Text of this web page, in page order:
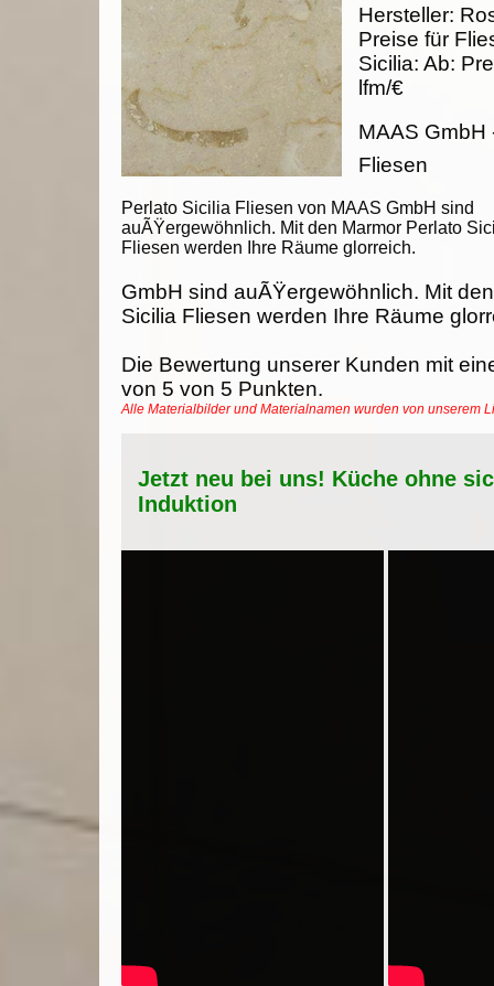
Perlato Sicilia Fliesen von MAAS GmbH sind
auÃŸergewöhnlich. Mit den Marmor Perlato
Fliesen werden Ihre Räume glorreich.
Hersteller:
Preise für
Sicilia: Ab:
lfm/€
MAAS GmbH
Fliesen
GmbH sind auÃŸergewöhnlich. Mit
Sicilia Fliesen werden Ihre Räume
Die Bewertung unserer Kunden mit
von 5 von 5 Punkten.
Alle Materialbilder und Materialnamen wurden von unserem
Jetzt neu bei uns! Küche ohne
Induktion